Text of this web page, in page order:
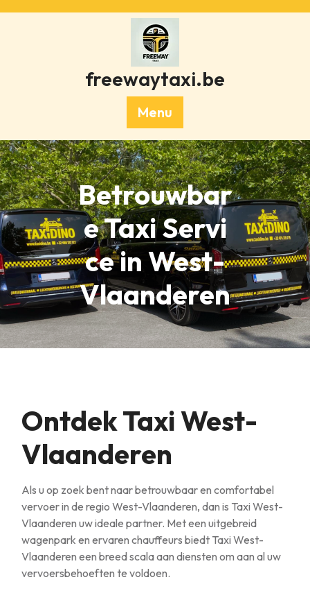
freewaytaxi.be
Menu
Betrouwbar
e Taxi Servi
ce in West-
Vlaanderen
Ontdek Taxi West-
Vlaanderen
Als u op zoek bent naar betrouwbaar en comfortabel
vervoer in de regio West-Vlaanderen, dan is Taxi West-
Vlaanderen uw ideale partner. Met een uitgebreid
wagenpark en ervaren chauffeurs biedt Taxi West-
Vlaanderen een breed scala aan diensten om aan al uw
vervoersbehoeften te voldoen.